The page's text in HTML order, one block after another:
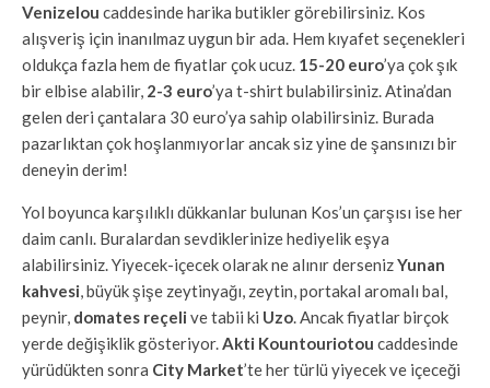
Venizelou caddesinde harika butikler görebilirsiniz. Kos
alışveriş için inanılmaz uygun bir ada. Hem kıyafet seçenekleri
oldukça fazla hem de fiyatlar çok ucuz. 15-20 euro’ya çok şık
bir elbise alabilir, 2-3 euro’ya t-shirt bulabilirsiniz. Atina’dan
gelen deri çantalara 30 euro’ya sahip olabilirsiniz. Burada
pazarlıktan çok hoşlanmıyorlar ancak siz yine de şansınızı bir
deneyin derim!
Yol boyunca karşılıklı dükkanlar bulunan Kos’un çarşısı ise her
daim canlı. Buralardan sevdiklerinize hediyelik eşya
alabilirsiniz. Yiyecek-içecek olarak ne alınır dersenizYunan
kahvesi, büyük şişe zeytinyağı, zeytin, portakal aromalı bal,
peynir, domates reçeli ve tabii ki Uzo. Ancak fiyatlar birçok
yerde değişiklik gösteriyor.Akti Kountouriotou caddesinde
yürüdükten sonra City Market’te her türlü yiyecek ve içeceği